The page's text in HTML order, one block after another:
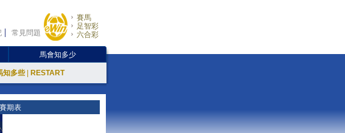
常見問題
賽馬
足智彩
六合彩
馬會知多少
知多些 RESTART
賽期表